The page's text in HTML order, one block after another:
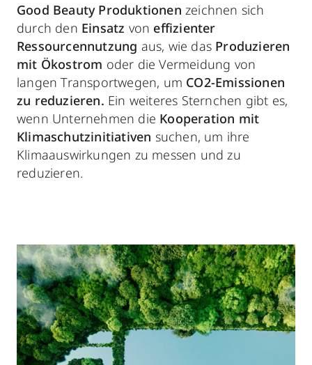
Good Beauty Produktionen zeichnen sich
durch den Einsatz von effizienter
Ressourcennutzung aus, wie das Produzieren
mit Ökostrom oder die Vermeidung von
langen Transportwegen, um CO2-Emissionen
zu reduzieren. Ein weiteres Sternchen gibt es,
wenn Unternehmen die Kooperation mit
Klimaschutzinitiativen suchen, um ihre
Klimaauswirkungen zu messen und zu
reduzieren.